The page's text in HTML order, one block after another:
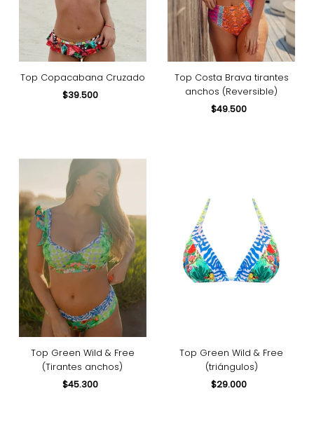
Top Copacabana Cruzado
Precio
$39.500
Top Costa Brava tirantes
anchos (Reversible)
Precio
$49.500
Top Green Wild & Free
(Tirantes anchos)
Precio
$45.300
Top Green Wild & Free
(triángulos)
Precio
$29.000